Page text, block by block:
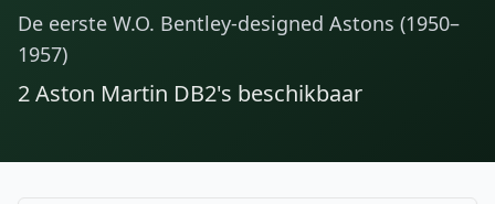
De eerste W.O. Bentley-designed Astons (1950–
1957)
2Aston Martin DB2's beschikbaar